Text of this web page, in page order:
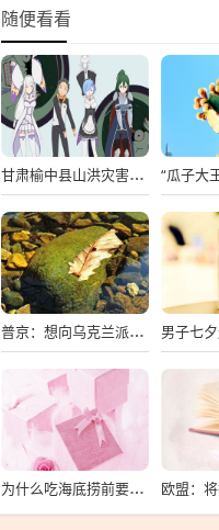
随便看看
甘肃榆中县山洪灾害已致10死33失联
普京：想向乌克兰派兵？敢来就打，普京，敢派兵到乌克兰，将面临严厉反击
为什么吃海底捞前要先上个坡